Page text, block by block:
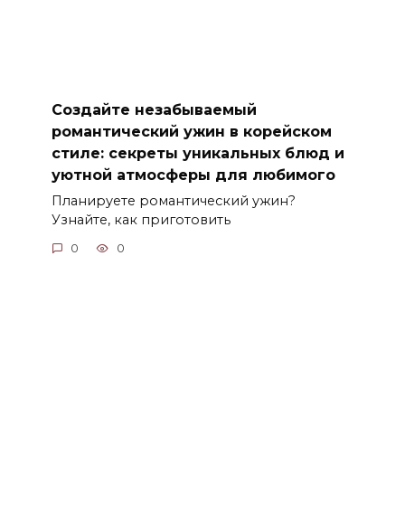
Создайте незабываемый
романтический ужин в корейском
стиле: секреты уникальных блюд и
уютной атмосферы для любимого
Планируете романтический ужин?
Узнайте, как приготовить
0 0